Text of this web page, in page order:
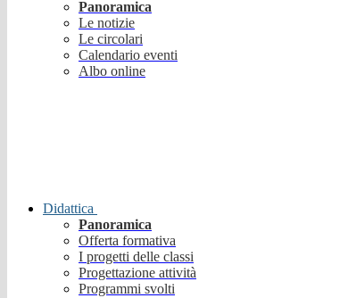
Panoramica
Le notizie
Le circolari
Calendario eventi
Albo online
Didattica
Panoramica
Offerta formativa
I progetti delle classi
Progettazione attività
Programmi svolti